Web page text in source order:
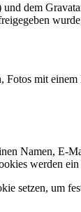
dem
mit
Namen,
werden ein
setzen, um